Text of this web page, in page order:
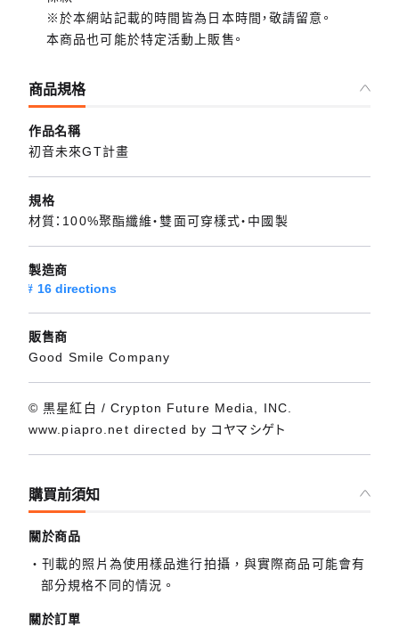
※於本網站記載的時間皆為日本時間，敬請留意。
本商品也可能於特定活動上販售。
商品規格
作品名稱
初音未來GT計畫
規格
材質：100%聚酯纖維・雙面可穿樣式・中國製
製造商
16 directions
販售商
Good Smile Company
© 黒星紅白 / Crypton Future Media, INC.
www.piapro.net directed by コヤマシゲト
購買前須知
關於商品
刊載的照片為使用樣品進行拍攝，與實際商品可能會有
部分規格不同的情況。
關於訂單